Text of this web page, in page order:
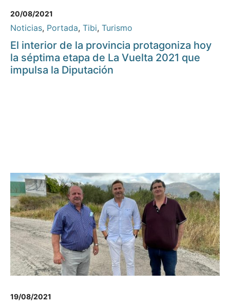
20/08/2021
Noticias, Portada, Tibi, Turismo
El interior de la provincia protagoniza hoy
la séptima etapa de La Vuelta 2021 que
impulsa la Diputación
19/08/2021